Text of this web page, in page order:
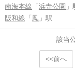
南海本線 「 浜寺公園 」
阪和線 「 鳳 」駅
該当
<<前へ